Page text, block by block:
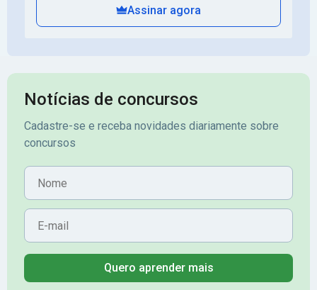
Assinar agora
Notícias de concursos
Cadastre-se e receba novidades diariamente sobre
concursos
Nome
E-mail
Quero aprender mais